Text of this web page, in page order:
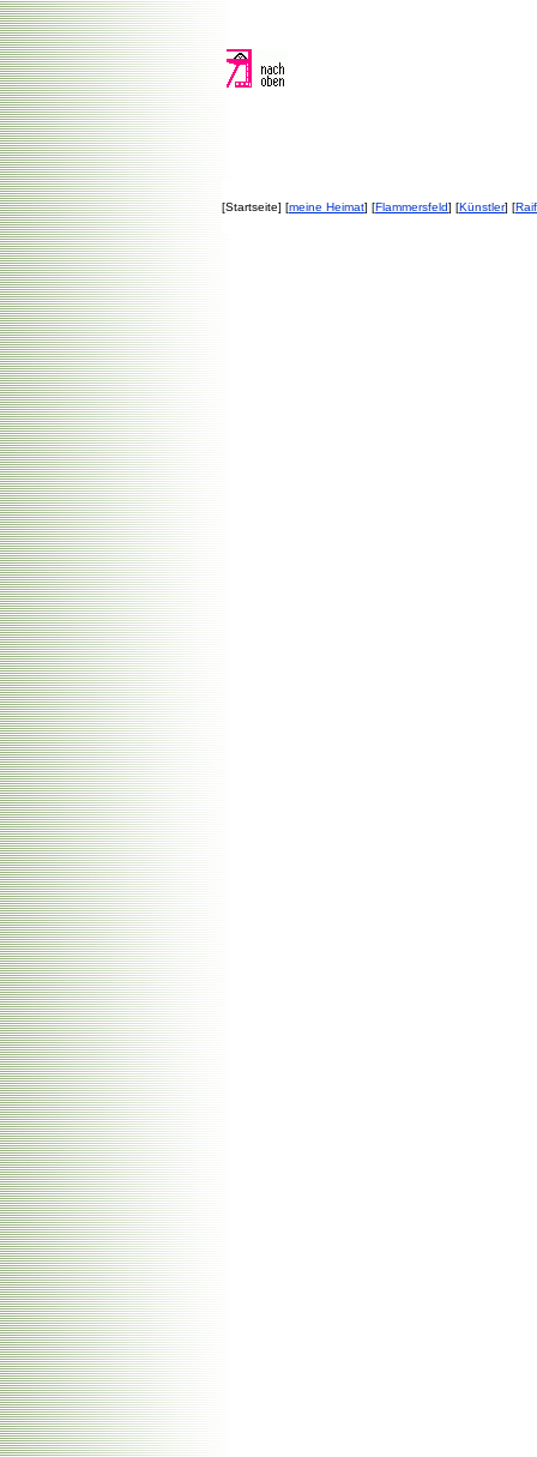
[Startseite] [meine Heimat] [Flammersfeld] [Künstler] [